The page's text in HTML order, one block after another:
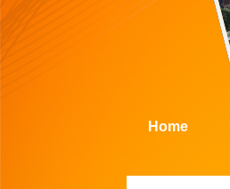
Home